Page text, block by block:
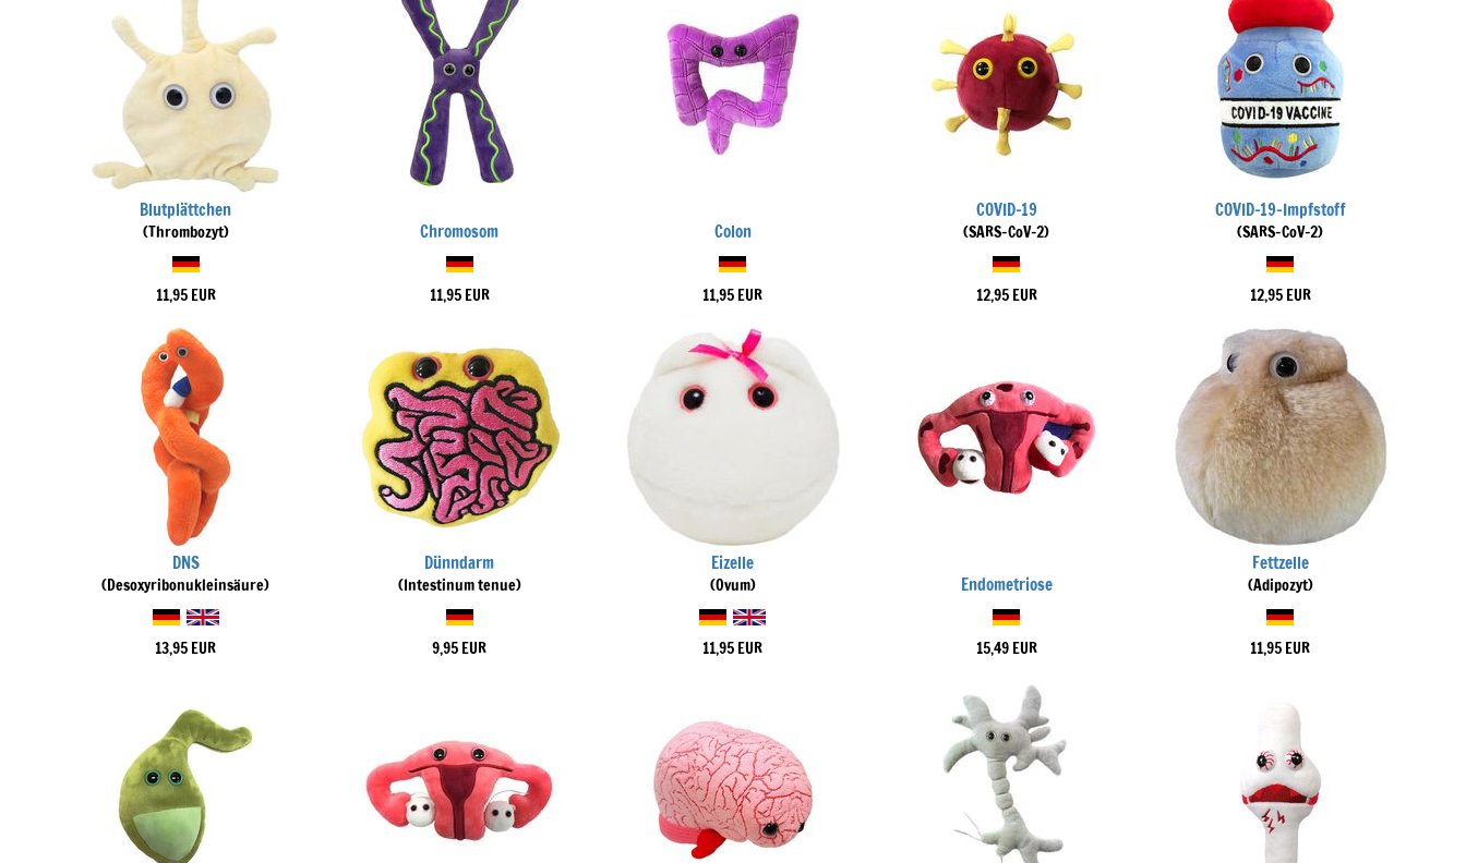
Blutplättchen
(Thrombozyt)
11,95 EUR
Chromosom
11,95 EUR
Colon
11,95 EUR
COVID-19
(SARS-CoV-2)
12,95 EUR
COVID-19-Impfstoff
(SARS-CoV-2)
12,95 EUR
DNS
(Desoxyribonukleinsäure)
13,95 EUR
Dünndarm
(Intestinum tenue)
9,95 EUR
Eizelle
(Ovum)
11,95 EUR
Endometriose
15,49 EUR
Fettzelle
(Adipozyt)
11,95 EUR